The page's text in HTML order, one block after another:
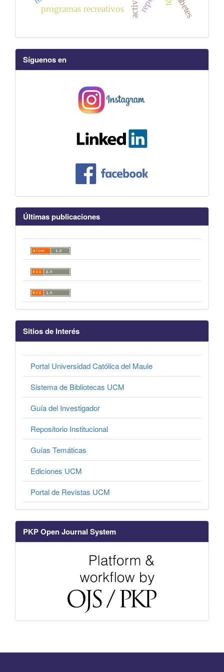
programas recreativos
Síguenos en
Últimas publicaciones
Sitios de Interés
Portal Universidad Católica del Maule
Sistema de Bibliotecas UCM
Guía del Investigador
Repositorio Institucional
Guías Temáticas
Ediciones UCM
Portal de Revistas UCM
PKP Open Journal System